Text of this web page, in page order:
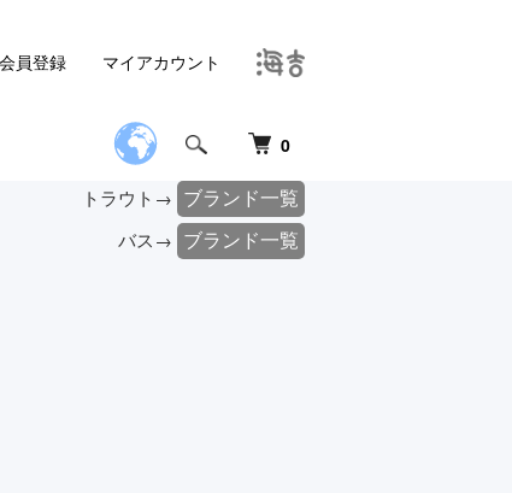
0
員登録 マイアカウント
トラウト→ ブランド一覧
バス→ ブランド一覧